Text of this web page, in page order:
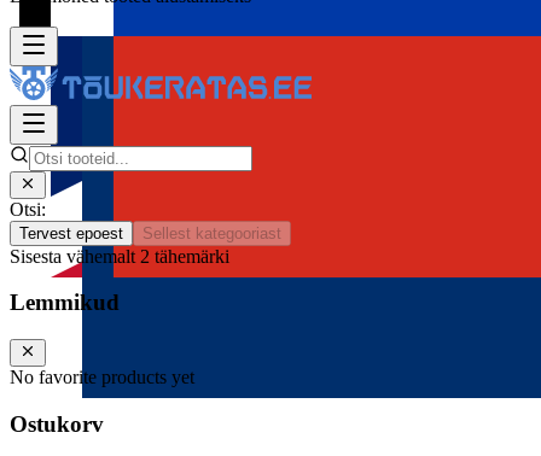
Otsi:
Tervest epoest Sellest kategooriast
Sisesta vähemalt 2 tähemärki
Lemmikud
No favorite products yet
Ostukorv